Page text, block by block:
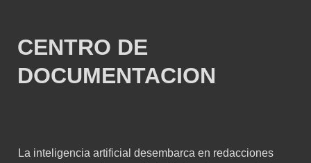
CENTRO DE
DOCUMENTACION
La inteligencia artificial desembarca en redacciones